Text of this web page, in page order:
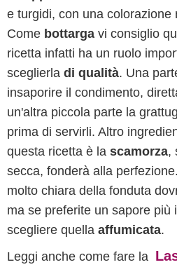
e turgidi, con una colorazione
Come bottarga vi consiglio
ricetta infatti ha un ruolo
sceglierla di qualità. Una
insaporire il condimento,
un'altra piccola parte la
prima di servirli. Altro
questa ricetta è la scamorza,
secca, fonderà alla
molto chiara della fonduta
ma se preferite un sapore più
scegliere quella affumicata.
Leggi anche come fare la